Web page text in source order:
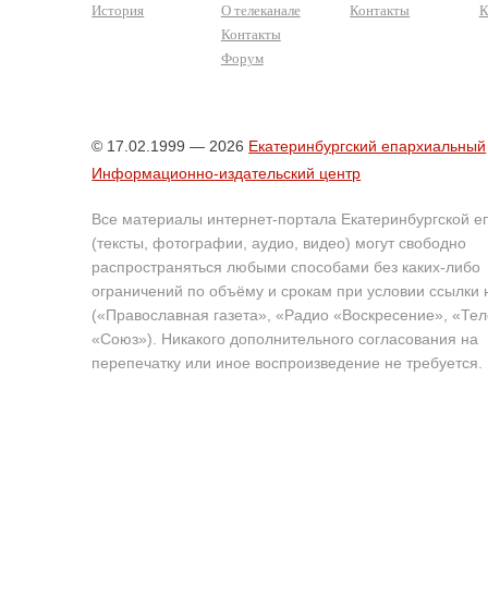
История
О телеканале
Контакты
Форум
Контакты
© 17.02.1999 — 2026 Екатеринбургский епархиальный
Информационно-издательский центр
Все материалы интернет-портала Екатеринбургской
(тексты, фотографии, аудио, видео) могут свободно
распространяться любыми способами без каких-либо
ограничений по объёму и срокам при условии ссылки
(«Православная газета», «Радио «Воскресение»,
«Союз»). Никакого дополнительного согласования на
перепечатку или иное воспроизведение не требуется.